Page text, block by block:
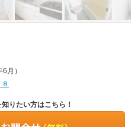
6月）
りたい方はこちら！